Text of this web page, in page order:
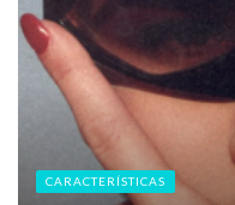
CARACTERÍSTICAS